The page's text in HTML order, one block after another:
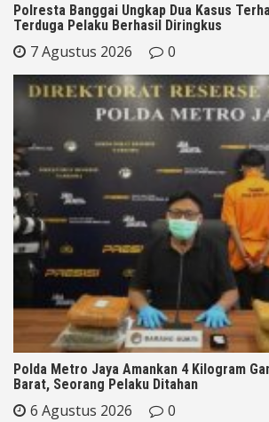
Polresta Banggai Ungkap Dua Kasus
Terduga Pelaku Berhasil Diringkus
7 Agustus 2026 0
Polda Metro Jaya Amankan 4 Kilogram
Barat, Seorang Pelaku Ditahan
6 Agustus 2026 0